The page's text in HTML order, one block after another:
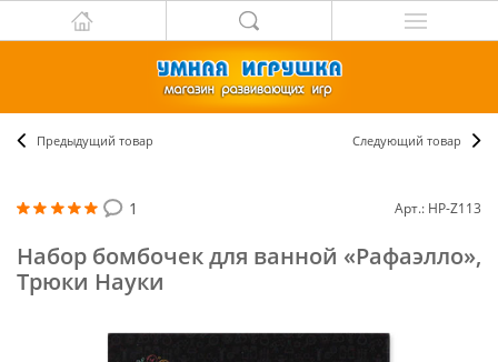
Предыдущий товар Следующий товар
1 Арт.: НР-Z113
Набор бомбочек для ванной «Рафаэлло»,
Трюки Науки